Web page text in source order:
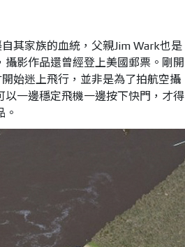
其家族的血統，父親Jim Wark也是
影作品還曾經登上美國郵票。剛開
始迷上飛行，並非是為了拍航空攝
一邊穩定飛機一邊按下快門，才得